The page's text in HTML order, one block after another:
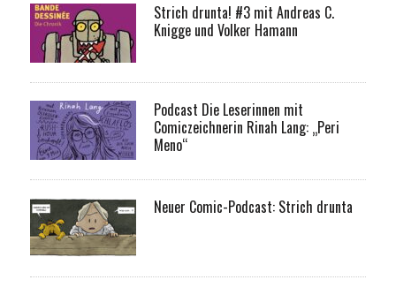
Strich drunta! #3 mit Andreas C.
Knigge und Volker Hamann
Podcast Die Leserinnen mit
Comiczeichnerin Rinah Lang: „Peri
Meno“
Neuer Comic-Podcast: Strich drunta